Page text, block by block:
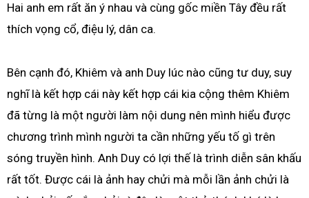
Hai anh em rất ăn ý nhau và cùng gốc miền Tây đều rất
thích vọng cổ, điệu lý, dân ca.
Bên cạnh đó, Khiêm và anh Duy lúc nào cũng tư duy, suy
nghĩ là kết hợp cái này kết hợp cái kia cộng thêm Khiêm
đã từng là một người làm nội dung nên mình hiểu được
chương trình mình người ta cần những yếu tố gì trên
sóng truyền hình. Anh Duy có lợi thế là trình diễn sân khấu
rất tốt. Được cái là ảnh hay chửi mà mỗi lần ảnh chửi là